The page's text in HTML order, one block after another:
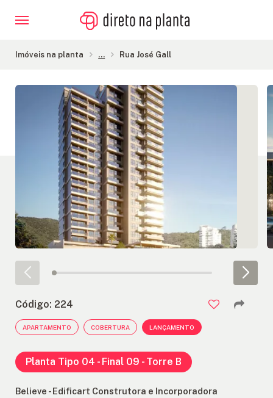
CONSTRUTORAS
FINANCIAMENTO
BLOG
ANUNCIE
FALE
Imóveis na planta ... Rua José Gall
Galeria de Imagens
Código: 224
APARTAMENTO COBERTURA LANÇAMENTO
Planta Tipo 04 - Final 09 - Torre B
Believe - Edificart Construtora e Incorporadora